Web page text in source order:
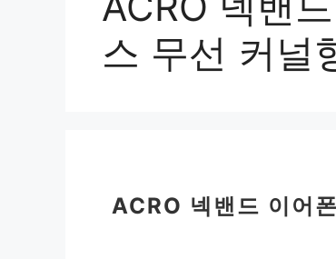
스 무선 커널
ACRO 넥밴드 이어